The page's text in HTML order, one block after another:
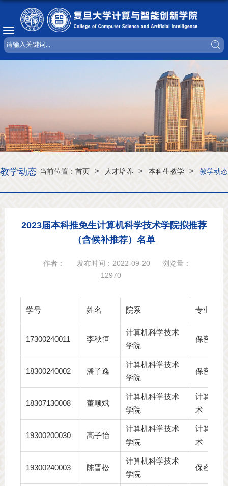
当前位置： 首页 > 人才培养 > 本科生教学 > 教学动态
教学动态
2023届本科推免生计算机科学技术学院拟推荐
（含候补推荐）名单
作者： 发布时间：2022-09-20
浏览量：
12970
学号 姓名 院系 专业
17300240011 李秋恒
计算机科学技术
学院
保密管理
18300240002 潘子逸
计算机科学技术
学院
保密技术
18307130008 董顺斌
计算机科学技术
学院
计算机科
术
19300200030 高子怡
计算机科学技术
学院
计算机科
术
19300240003 陈晋松
计算机科学技术
学院
保密技术